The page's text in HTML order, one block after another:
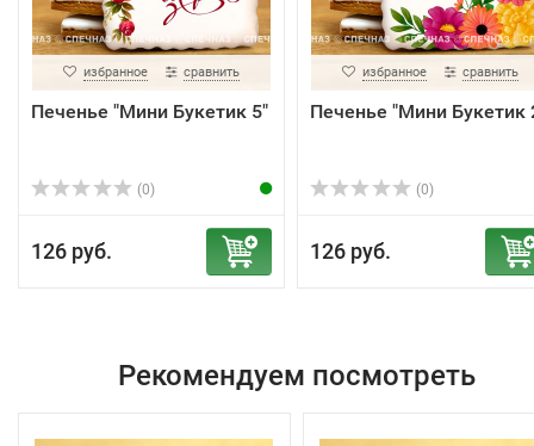
избранное сравнить
Печенье "Мини Букетик 5"
(0)
126 руб.
избранное сравнить
Печенье "Мини Букетик
(0)
126 руб.
Рекомендуем посмотреть